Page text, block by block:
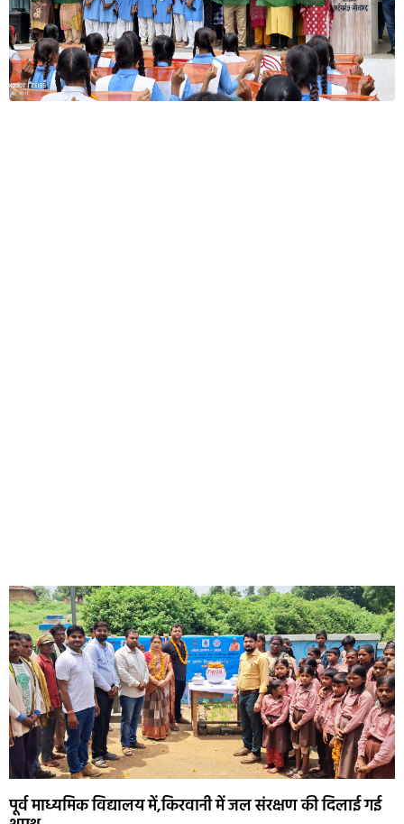
पूर्व माध्यमिक विद्यालय में,किरवानी में जल संरक्षण की दिलाई गई